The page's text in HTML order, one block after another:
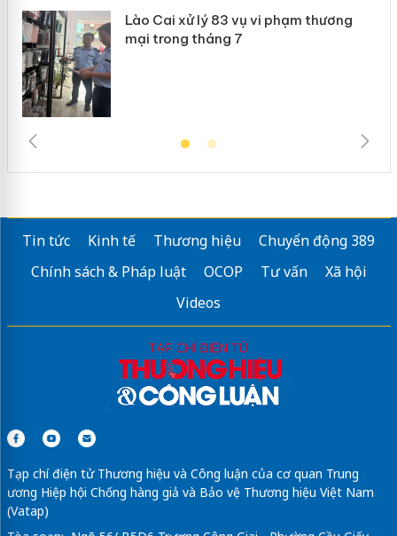
Lào Cai xử lý 83 vụ vi phạm thương
mại trong tháng 7
Tin tức Kinh tế Thương hiệu
Chuyển động 389
Chính sách & Pháp luật
OCOP Tư vấn
Xã hội
Videos
Tạp chí điện tử Thương hiệu và Công luận của cơ quan Trung
ương Hiệp hội Chống hàng giả và Bảo vệ Thương hiệu Việt Nam
(Vatap)